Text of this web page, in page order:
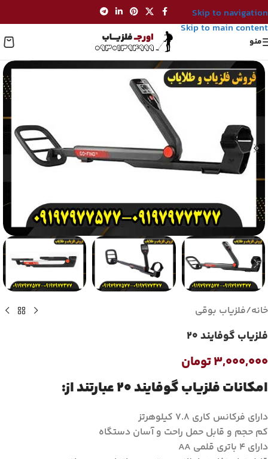
Skip to navigation
Skip to main content
منو
خانه/فلزیاب بوقی
فلزیاب گوفایند ۲۰
۳,۰۰۰,۰۰۰تومان
امکانات فلزیاب گوفایند ۲۰ عبارتند از:
دارای فرکانس کاری ۷.۸ کیلوهرتز
کم حجم و قابل حمل راحت و آسان دستگاه
دارای ۴ باتری قلمی AA